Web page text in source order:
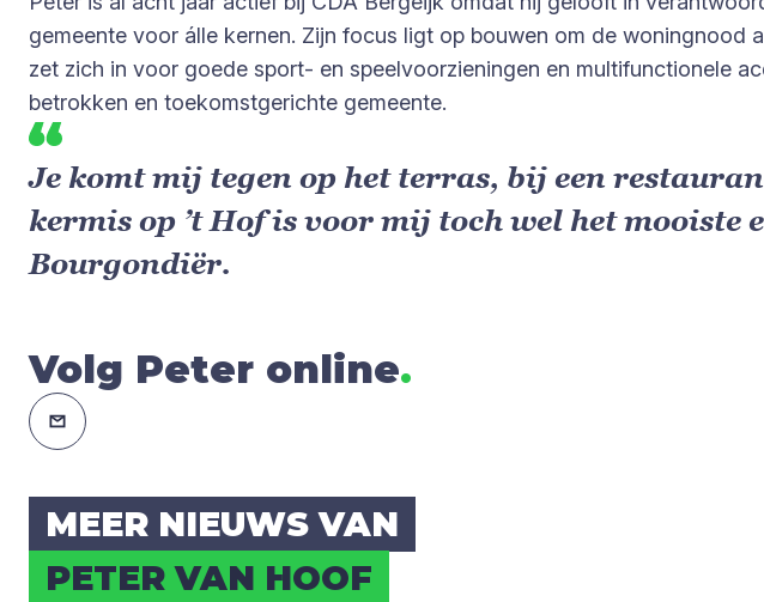
gemeente voor álle kernen. Zijn focus ligt op bouwen om de
zet zich in voor goede sport- en speelvoorzieningen en multifunctionele
betrokken en toekomstgerichte gemeente.
Je komt mij tegen op het terras, bij een
kermis op ’t Hof is voor mij toch wel het
Bourgondiër.
Volg Peter online.
MEER NIEUWS VAN
PETER VAN HOOF